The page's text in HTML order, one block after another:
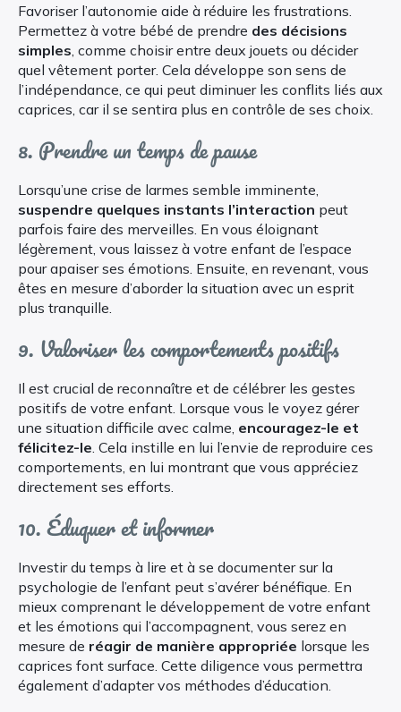
Favoriser l’autonomie aide à réduire les frustrations.
Permettez à votre bébé de prendre des décisions
simples , comme choisir entre deux jouets ou décider
quel vêtement porter. Cela développe son sens de
l’indépendance, ce qui peut diminuer les conflits liés aux
caprices, car il se sentira plus en contrôle de ses choix.
8. Prendre un temps de pause
Lorsqu’une crise de larmes semble imminente,
suspendre quelques instants l’interaction peut
parfois faire des merveilles. En vous éloignant
légèrement, vous laissez à votre enfant de l’espace
pour apaiser ses émotions. Ensuite, en revenant, vous
êtes en mesure d’aborder la situation avec un esprit
plus tranquille.
9. Valoriser les comportements positifs
Il est crucial de reconnaître et de célébrer les gestes
positifs de votre enfant. Lorsque vous le voyez gérer
une situation difficile avec calme, encouragez-le et
félicitez-le . Cela instille en lui l’envie de reproduire ces
comportements, en lui montrant que vous appréciez
directement ses efforts.
10. Éduquer et informer
Investir du temps à lire et à se documenter sur la
psychologie de l’enfant peut s’avérer bénéfique. En
mieux comprenant le développement de votre enfant
et les émotions qui l’accompagnent, vous serez en
mesure de réagir de manière appropriée lorsque les
caprices font surface. Cette diligence vous permettra
également d’adapter vos méthodes d’éducation.